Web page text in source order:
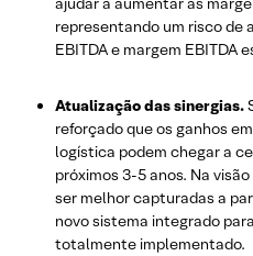
representando um risco de
EBITDA e margem EBITDA
Atualização das sinergias.
reforçado que os ganhos
logística podem chegar a
próximos 3-5 anos. Na
ser melhor capturadas a
novo sistema integrado
totalmente implementado.